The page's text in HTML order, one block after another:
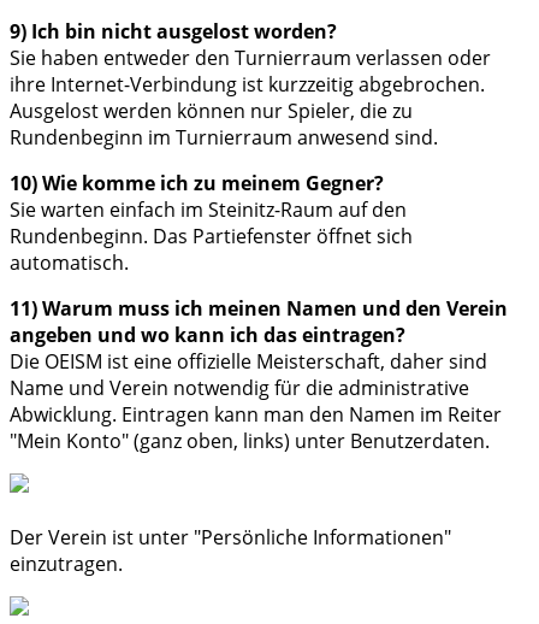
9) Ich bin nicht ausgelost worden?
Sie haben entweder den Turnierraum verlassen oder
ihre Internet-Verbindung ist kurzzeitig abgebrochen.
Ausgelost werden können nur Spieler, die zu
Rundenbeginn im Turnierraum anwesend sind.
10) Wie komme ich zu meinem Gegner?
Sie warten einfach im Steinitz-Raum auf den
Rundenbeginn. Das Partiefenster öffnet sich
automatisch.
11) Warum muss ich meinen Namen und den Verein
angeben und wo kann ich das eintragen?
Die OEISM ist eine offizielle Meisterschaft, daher sind
Name und Verein notwendig für die administrative
Abwicklung. Eintragen kann man den Namen im Reiter
"Mein Konto" (ganz oben, links) unter Benutzerdaten.
Der Verein ist unter "Persönliche Informationen"
einzutragen.